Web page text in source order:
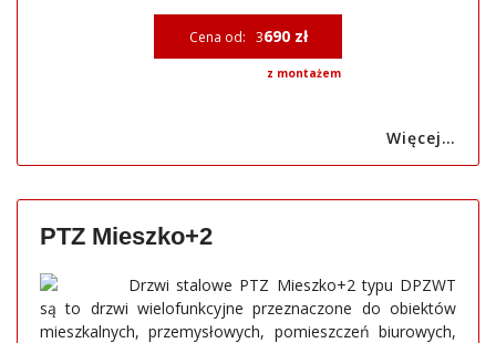
Cena od: 3690 zł
z montażem
Więcej…
PTZ Mieszko+2
Drzwi stalowe PTZ Mieszko+2 typu DPZWT
są to drzwi wielofunkcyjne przeznaczone do obiektów
mieszkalnych, przemysłowych, pomieszczeń biurowych,